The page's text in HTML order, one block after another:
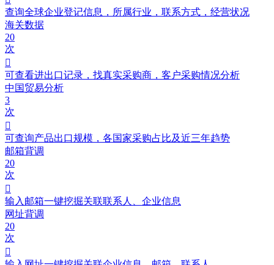
查询全球企业登记信息，所属行业，联系方式，经营状况
海关数据
20
次

可查看进出口记录，找真实采购商，客户采购情况分析
中国贸易分析
3
次

可查询产品出口规模，各国家采购占比及近三年趋势
邮箱背调
20
次

输入邮箱一键挖掘关联联系人、企业信息
网址背调
20
次
